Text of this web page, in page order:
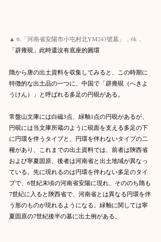
▲ 6.「河南省安陽市小屯村北YM243號墓」
，6k，
「辟雍硯」此時還沒有底座的圓環
隋から唐の出土資料を収集してみると、この時期に
特徴的な出土品の一つに、中国で「辟雍硯（へきよ
うけん）」と呼ばれる多足の円硯がある。
常盤山文庫には白磁3点、緑釉1点の円硯があるが、
円硯には当文庫所蔵のように硯面を支える多足の下
に円環を伴うタイプと、円環を伴わないタイプの二
種があり、これまでの出土資料では、前者は陝西省
および寧夏固原、後者は河南省と出土地域が異なっ
ている。先に現れるのは円環を伴わない多足のタイ
プで、6世紀末頃の河南省安陽に現れ、そののち隋も
7世紀に入ると陝西省で、河南省とは異なる円環を伴
う形のものが現れるようになる。緑釉に関しては寧
夏固原の7世紀後半の墓に出土例がある。